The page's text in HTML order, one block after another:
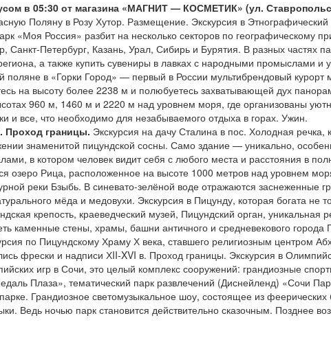
в 05:30 от магазина «МАГНИТ — КОСМЕТИК» (ул.
Поляну в Розу Хутор. Размещение. Экскурсия в
«Моя Россия» разбит на несколько секторов по географическому
Санкт-Петербург, Казань, Урал, Сибирь и Бурятия. В разных частях
а также купить сувениры в лавках с народными промыслами
поляне в «Горки Город» — первый в России мультибрендовый курорт
на высоту более 2238 м и полюбуетесь захватывающей дух
960 м, 1460 м и 2220 м над уровнем моря, где организованы
все, что необходимо для незабываемого отдыха в горах. Ужин.
Проход границы. Экскурсия на дачу Сталина в пос. Холодная речка,
знаменитой пицундской сосны. Само здание — уникально,
в котором человек видит себя с любого места и расстояния в
озеро Рица, расположенное на высоте 1000 метров над уровнем
реки Бзыбь. В синевато-зелёной воде отражаются заснеженные
мёда и медовухи. Экскурсия в Пицунду, которая богата не
крепость, краеведческий музей, Пицундский орган, уникальная
каменные стены, храмы, башни античного и средневекового города
по Пицундскому Храму Х века, ставшего религиозным центром
фрески и надписи ХII-XVI в. Проход границы. Экскурсия в
игр в Сочи, это целый комплекс сооружений: грандиозные
Плаза», тематический парк развлечений (Диснейленд) «Сочи
Грандиозное светомузыкальное шоу, состоящее из
Ведь ночью парк становится действительно сказочным. Позднее